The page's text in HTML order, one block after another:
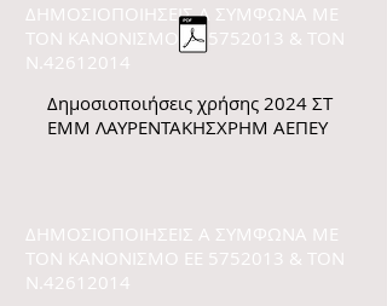
ΔΗΜΟΣΙΟΠΟΙΗΣΕΙΣ Α ΣΥΜΦΩΝΑ ΜΕ
ΤON ΚΑΝΟΝΙΣΜΟ ΕΕ 5752013 & ΤΟΝ
Ν.42612014
Δημοσιοποιήσεις χρήσης 2024 ΣΤ
ΕΜΜ ΛΑΥΡΕΝΤΑΚΗΣΧΡΗΜ ΑΕΠΕΥ
ΔΗΜΟΣΙΟΠΟΙΗΣΕΙΣ Α ΣΥΜΦΩΝΑ ΜΕ
ΤON ΚΑΝΟΝΙΣΜΟ ΕΕ 5752013 & ΤΟΝ
Ν.42612014